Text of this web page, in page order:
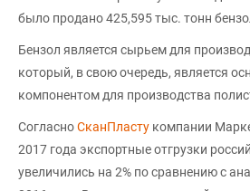
было продано 425,595 тыс. тонн
Бензол является сырьем для
который, в свою очередь, является
компонентом для производства
СогласноСканПласту компании
2017 года экспортные отгрузки
увеличились на 2% по сравнению с